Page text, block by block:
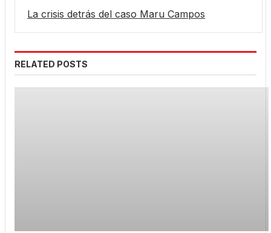
La crisis detrás del caso Maru Campos
RELATED POSTS